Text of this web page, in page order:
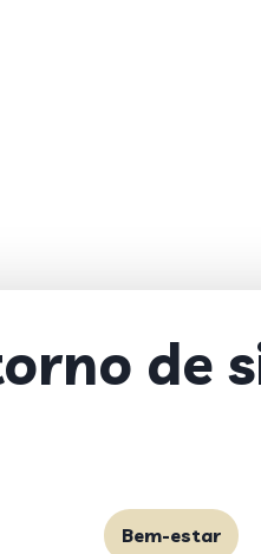
de
Bem-estar